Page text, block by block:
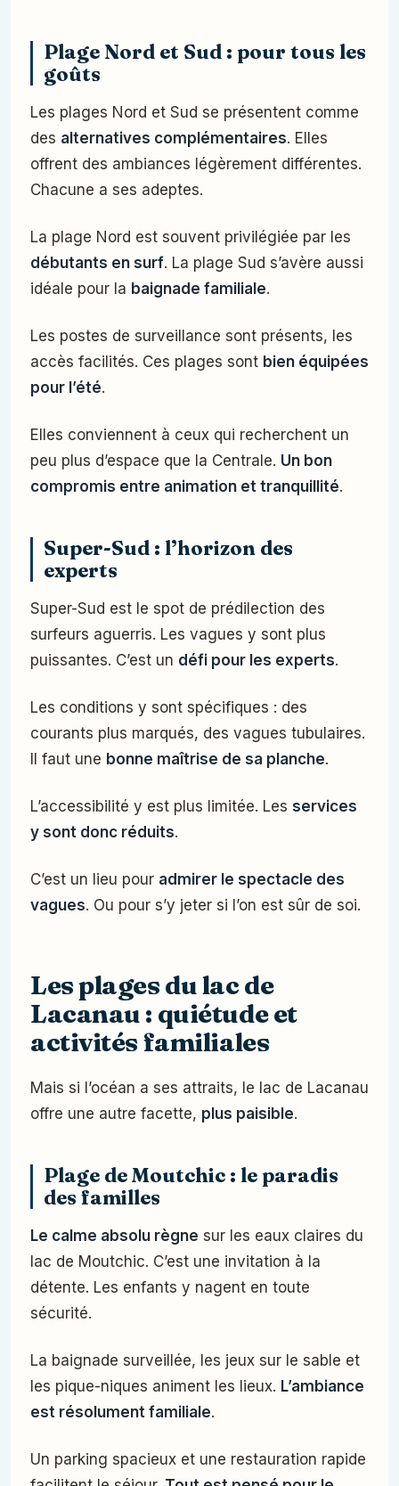
Plage Nord et Sud : pour tous les
goûts
Les plages Nord et Sud se présentent comme
des alternatives complémentaires. Elles
offrent des ambiances légèrement différentes.
Chacune a ses adeptes.
La plage Nord est souvent privilégiée par les
débutants en surf. La plage Sud s’avère aussi
idéale pour la baignade familiale.
Les postes de surveillance sont présents, les
accès facilités. Ces plages sont bien équipées
pour l’été.
Elles conviennent à ceux qui recherchent un
peu plus d’espace que la Centrale. Un bon
compromis entre animation et tranquillité.
Super-Sud : l’horizon des
experts
Super-Sud est le spot de prédilection des
surfeurs aguerris. Les vagues y sont plus
puissantes. C’est un défi pour les experts.
Les conditions y sont spécifiques : des
courants plus marqués, des vagues tubulaires.
Il faut une bonne maîtrise de sa planche.
L’accessibilité y est plus limitée. Les services
y sont donc réduits.
C’est un lieu pour admirer le spectacle des
vagues. Ou pour s’y jeter si l’on est sûr de soi.
Les plages du lac de
Lacanau : quiétude et
activités familiales
Mais si l’océan a ses attraits, le lac de Lacanau
offre une autre facette, plus paisible.
Plage de Moutchic : le paradis
des familles
Le calme absolu règne sur les eaux claires du
lac de Moutchic. C’est une invitation à la
détente. Les enfants y nagent en toute
sécurité.
La baignade surveillée, les jeux sur le sable et
les pique-niques animent les lieux. L’ambiance
est résolument familiale.
Un parking spacieux et une restauration rapide